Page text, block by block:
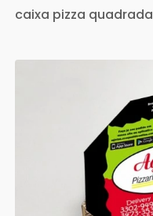
caixa pizza quadrada